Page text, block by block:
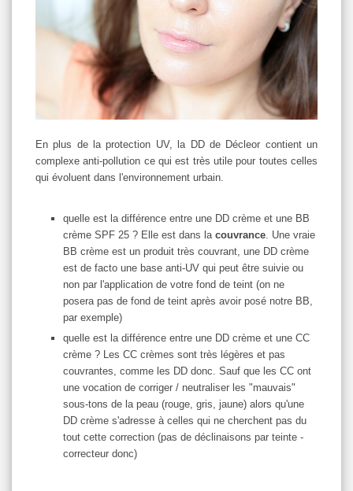
En plus de la protection UV, la DD de Décleor contient un
complexe anti-pollution ce qui est très utile pour toutes celles
qui évoluent dans l'environnement urbain.
quelle est la différence entre une DD crème et une BB
crème SPF 25 ? Elle est dans la couvrance . Une vraie
BB crème est un produit très couvrant, une DD crème
est de facto une base anti-UV qui peut être suivie ou
non par l'application de votre fond de teint (on ne
posera pas de fond de teint après avoir posé notre BB,
par exemple)
quelle est la différence entre une DD crème et une CC
crème ? Les CC crèmes sont très légères et pas
couvrantes, comme les DD donc. Sauf que les CC ont
une vocation de corriger / neutraliser les "mauvais"
sous-tons de la peau (rouge, gris, jaune) alors qu'une
DD crème s'adresse à celles qui ne cherchent pas du
tout cette correction (pas de déclinaisons par teinte -
correcteur donc)